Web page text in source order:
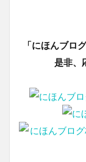
「にほんブロ
是非、